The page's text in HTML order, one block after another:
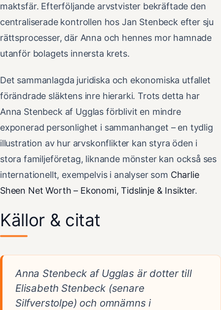
maktsfär. Efterföljande arvstvister bekräftade den
centraliserade kontrollen hos Jan Stenbeck efter sju
rättsprocesser, där Anna och hennes mor hamnade
utanför bolagets innersta krets.
Det sammanlagda juridiska och ekonomiska utfallet
förändrade släktens inre hierarki. Trots detta har
Anna Stenbeck af Ugglas förblivit en mindre
exponerad personlighet i sammanhanget – en tydlig
illustration av hur arvskonflikter kan styra öden i
stora familjeföretag, liknande mönster kan också ses
internationellt, exempelvis i analyser som Charlie
Sheen Net Worth – Ekonomi, Tidslinje & Insikter.
Källor & citat
Anna Stenbeck af Ugglas är dotter till
Elisabeth Stenbeck (senare
Silfverstolpe) och omnämns i